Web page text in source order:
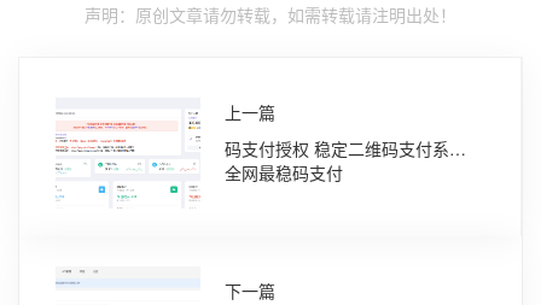
声明：原创文章请勿转载，如需转载请注明出处！
上一篇
码支付授权 稳定二维码支付系统
全网最稳码支付
下一篇